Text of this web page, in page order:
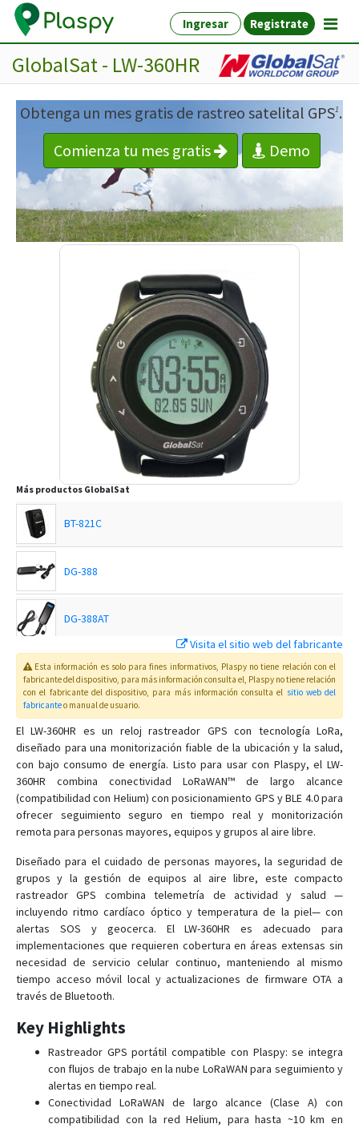
Ingresar Registrate
GlobalSat - LW-360HR
Obtenga un mes gratis de rastreo satelital GPS1.
Comienza tu mes gratis
Demo
Más productos GlobalSat
BT-821C
DG-388
DG-388AT
GDO-10
GTR-388
GTR-388C1
GTR-388NB
KT-520M
LT-10
LT-20
LT-501
LT-501E
LT-501H
LT-520
LT-520AZ
LT-520P
NW-360HR
Visita el sitio web del fabricante
Esta información es solo para fines informativos, Plaspy no tiene relación con el
fabricante del dispositivo, para más información consulta el, Plaspy no tiene relación
con el fabricante del dispositivo, para más información consulta el sitio web del
fabricanteo manual de usuario.
El LW-360HR es un reloj rastreador GPS con tecnología LoRa,
diseñado para una monitorización fiable de la ubicación y la salud,
con bajo consumo de energía. Listo para usar con Plaspy, el LW-
360HR combina conectividad LoRaWAN™ de largo alcance
(compatibilidad con Helium) con posicionamiento GPS y BLE 4.0 para
ofrecer seguimiento seguro en tiempo real y monitorización
remota para personas mayores, equipos y grupos al aire libre.
Diseñado para el cuidado de personas mayores, la seguridad de
grupos y la gestión de equipos al aire libre, este compacto
rastreador GPS combina telemetría de actividad y salud —
incluyendo ritmo cardíaco óptico y temperatura de la piel— con
alertas SOS y geocerca. El LW-360HR es adecuado para
implementaciones que requieren cobertura en áreas extensas sin
necesidad de servicio celular continuo, manteniendo al mismo
tiempo acceso móvil local y actualizaciones de firmware OTA a
través de Bluetooth.
Key Highlights
Rastreador GPS portátil compatible con Plaspy: se integra
con flujos de trabajo en la nube LoRaWAN para seguimiento y
alertas en tiempo real.
Conectividad LoRaWAN de largo alcance (Clase A) con
compatibilidad con la red Helium, para hasta ~10 km en